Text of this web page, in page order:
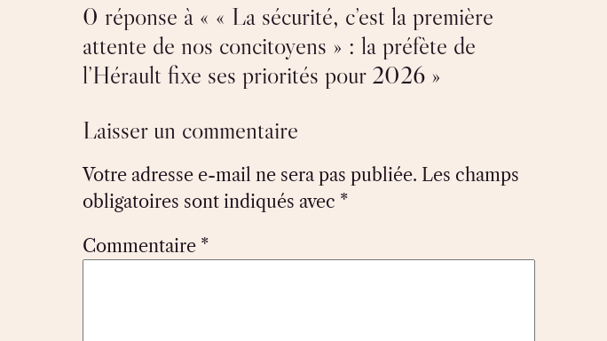
0 réponse à « « La sécurité, c’est la première
attente de nos concitoyens » : la préfète de
l’Hérault fixe ses priorités pour 2026 »
Laisser un commentaire
Votre adresse e-mail ne sera pas publiée. Les champs
obligatoires sont indiqués avec *
Commentaire *